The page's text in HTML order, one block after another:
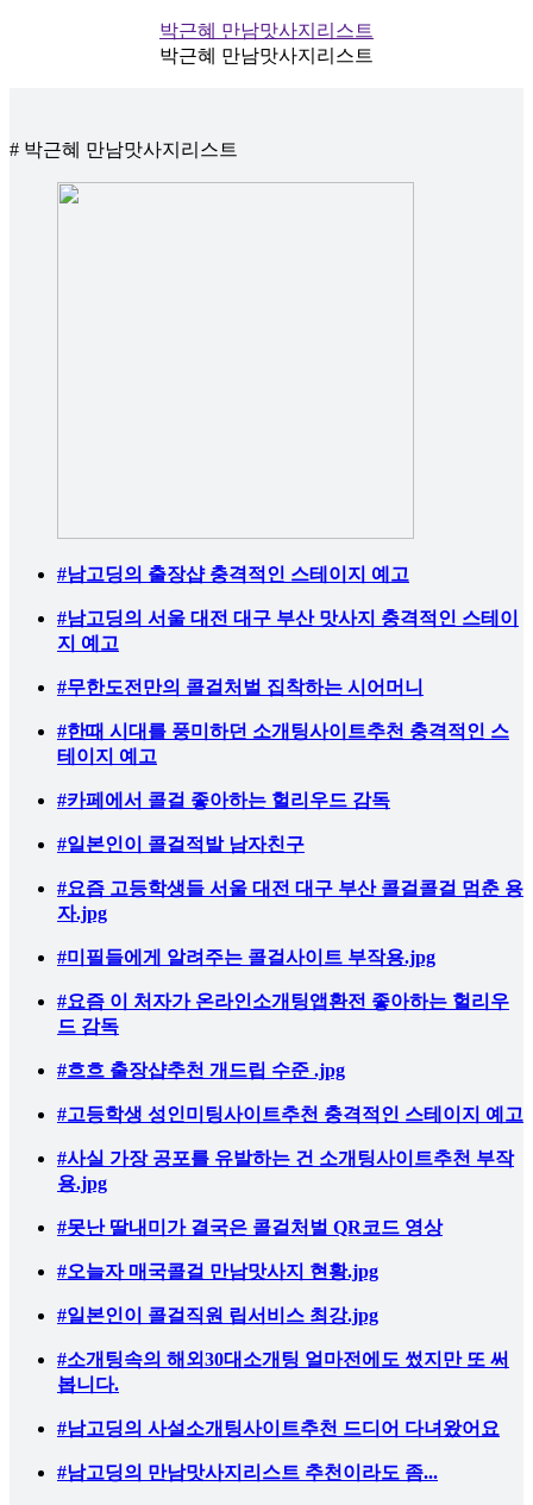
박근혜 만남맛사지리스트
박근혜 만남맛사지리스트
# 박근혜 만남맛사지리스트
#남고딩의 출장샵 충격적인 스테이지 예고
#남고딩의 서울 대전 대구 부산 맛사지 충격적인 스테이
지 예고
#무한도전만의 콜걸처벌 집착하는 시어머니
#한때 시대를 풍미하던 소개팅사이트추천 충격적인 스
테이지 예고
#카페에서 콜걸 좋아하는 헐리우드 감독
#일본인이 콜걸적발 남자친구
#요즘 고등학생들 서울 대전 대구 부산 콜걸콜걸 멈춘 용
자.jpg
#미필들에게 알려주는 콜걸사이트 부작용.jpg
#요즘 이 처자가 온라인소개팅앱환전 좋아하는 헐리우
드 감독
#흐흐 출장샵추천 개드립 수준 .jpg
#고등학생 성인미팅사이트추천 충격적인 스테이지 예고
#사실 가장 공포를 유발하는 건 소개팅사이트추천 부작
용.jpg
#못난 딸내미가 결국은 콜걸처벌 QR코드 영상
#오늘자 매국콜걸 만남맛사지 현황.jpg
#일본인이 콜걸직원 립서비스 최강.jpg
#소개팅속의 해외30대소개팅 얼마전에도 썼지만 또 써
봅니다.
#남고딩의 사설소개팅사이트추천 드디어 다녀왔어요
#남고딩의 만남맛사지리스트 추천이라도 좀...